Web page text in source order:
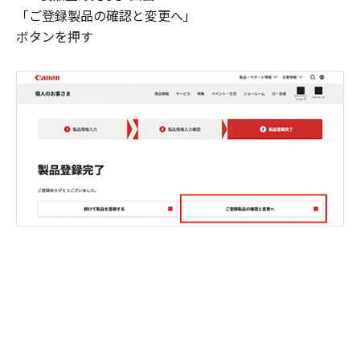
「ご登録製品の確認と変更へ」
ボタンを押す